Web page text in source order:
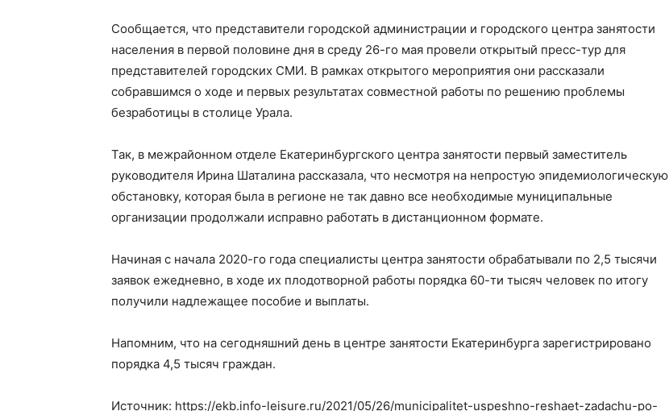
Сообщается, что представители городской администрации и городского центра занятости
населения в первой половине дня в среду 26-го мая провели открытый пресс-тур для
представителей городских СМИ. В рамках открытого мероприятия они рассказали
собравшимся о ходе и первых результатах совместной работы по решению проблемы
безработицы в столице Урала.
Так, в межрайонном отделе Екатеринбургского центра занятости первый заместитель
руководителя Ирина Шаталина рассказала, что несмотря на непростую эпидемиологическую
обстановку, которая была в регионе не так давно все необходимые муниципальные
организации продолжали исправно работать в дистанционном формате.
Начиная с начала 2020-го года специалисты центра занятости обрабатывали по 2,5 тысячи
заявок ежедневно, в ходе их плодотворной работы порядка 60-ти тысяч человек по итогу
получили надлежащее пособие и выплаты.
Напомним, что на сегодняшний день в центре занятости Екатеринбурга зарегистрировано
порядка 4,5 тысяч граждан.
Источник: https://ekb.info-leisure.ru/2021/05/26/municipalitet-uspeshno-reshaet-zadachu-po-